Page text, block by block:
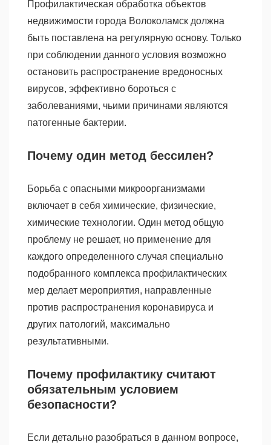
Профилактическая обработка объектов
недвижимости города Волоколамск должна
быть поставлена на регулярную основу. Только
при соблюдении данного условия возможно
остановить распространение вредоносных
вирусов, эффективно бороться с
заболеваниями, чьими причинами являются
патогенные бактерии.
Почему один метод бессилен?
Борьба с опасными микроорганизмами
включает в себя химические, физические,
химические технологии. Один метод общую
проблему не решает, но применение для
каждого определенного случая специально
подобранного комплекса профилактических
мер делает мероприятия, направленные
против распространения коронавируса и
других патологий, максимально
результативными.
Почему профилактику считают
обязательным условием
безопасности?
Если детально разобраться в данном вопросе,